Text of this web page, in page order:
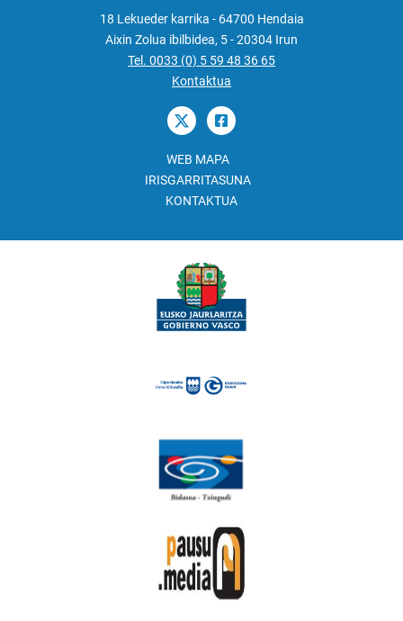
18 Lekueder karrika - 64700 Hendaia
Aixin Zolua ibilbidea, 5 - 20304 Irun
Tel. 0033 (0) 5 59 48 36 65
Kontaktua
WEB MAPA
IRISGARRITASUNA
KONTAKTUA